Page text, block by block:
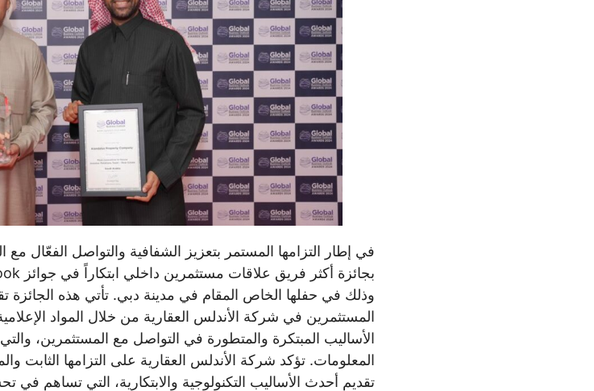
في إطار التزامها المستمر بتعزيز الشفافية والتواصل الفعّال
وذلك في حفلها الخاص المقام في مدينة دبي. تأتي هذه الجائزة
المستثمرين في شركة الأندلس العقارية من خلال المواد
الأساليب المبتكرة والمتطورة في التواصل مع المستثمرين،
المعلومات. تؤكد شركة الأندلس العقارية على التزامها الثابت
تقديم أحدث الأساليب التكنولوجية والابتكارية، التي تساهم في